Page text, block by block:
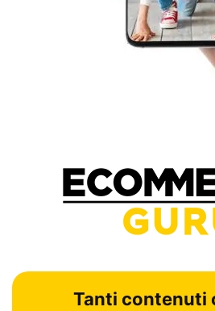
Tanti contenuti